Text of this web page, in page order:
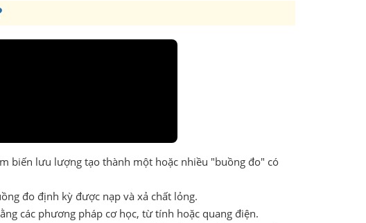
biến lưu lượng tạo thành một hoặc nhiều "buồng đo" có
đo định kỳ được nạp và xả chất lỏng.
các phương pháp cơ học, từ tính hoặc quang điện.